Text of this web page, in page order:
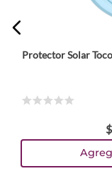
Protector Solar
$